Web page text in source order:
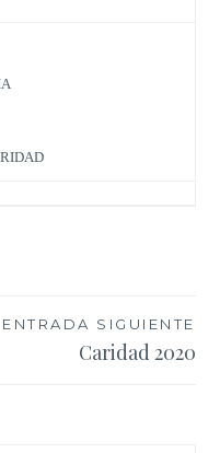
ENTRADA SIGUIENTE
Caridad 2020